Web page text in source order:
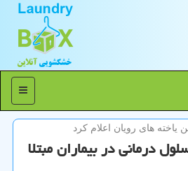
منو
های رویان اعلام كرد
درمانی در بیماران مبتلا